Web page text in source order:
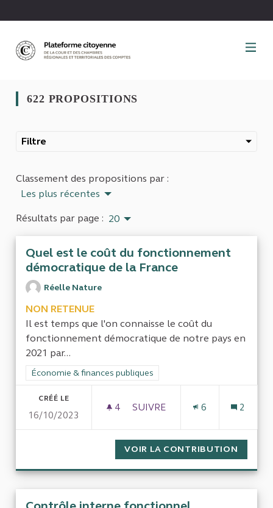
622 PROPOSITIONS
Filtre
Classement des propositions par :
Les plus récentes
Résultats par page : 20
Quel est le coût du fonctionnement
démocratique de la France
Réelle Nature
NON RETENUE
Il est temps que l'on connaisse le coût du
fonctionnement démocratique de notre pays en
2021 par...
Filtrer les résultats de la catégorie : Économie & finances
Économie & finances publiques
CRÉÉ LE
16/10/2023
4 4 ABONNÉS
SUIVRE
6 2
VOIR LA CONTRIBUTION